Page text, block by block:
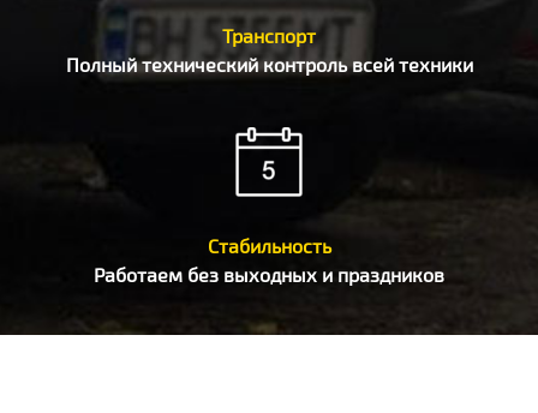
Транспорт
Полный технический контроль всей техники
Стабильность
Работаем без выходных и праздников